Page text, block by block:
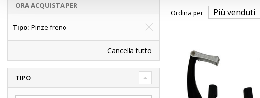
Ordina per
ORA ACQUISTA PER
Tipo Pinze freno
Cancella tutto
TIPO